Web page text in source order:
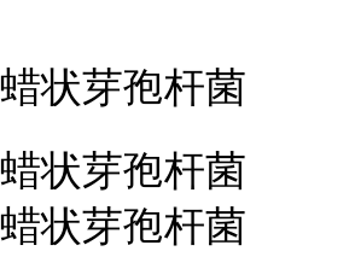
蜡状芽孢杆菌
蜡状芽孢杆菌
蜡状芽孢杆菌